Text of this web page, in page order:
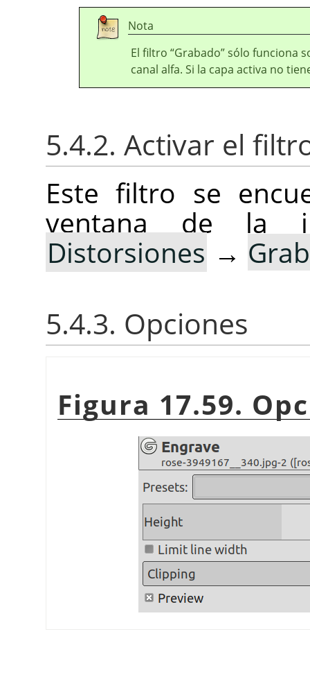
Nota
El filtro “Grabado”sólo funciona
canal alfa. Si la capa activa no
5.4.2. Activar el
Este filtro se
ventana de la
Distorsiones →
5.4.3. Opciones
Figura 17.59.